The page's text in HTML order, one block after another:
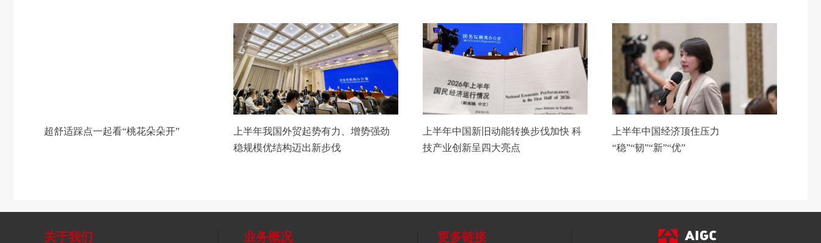
超舒适踩点一起看“桃花朵朵开”
上半年我国外贸起势有力、增势强劲
稳规模优结构迈出新步伐
上半年中国新旧动能转换步伐加快 科
技产业创新呈四大亮点
上半年中国经济顶住压力
“稳”“韧”“新”“优”
关于我们 业务概况 更多链接